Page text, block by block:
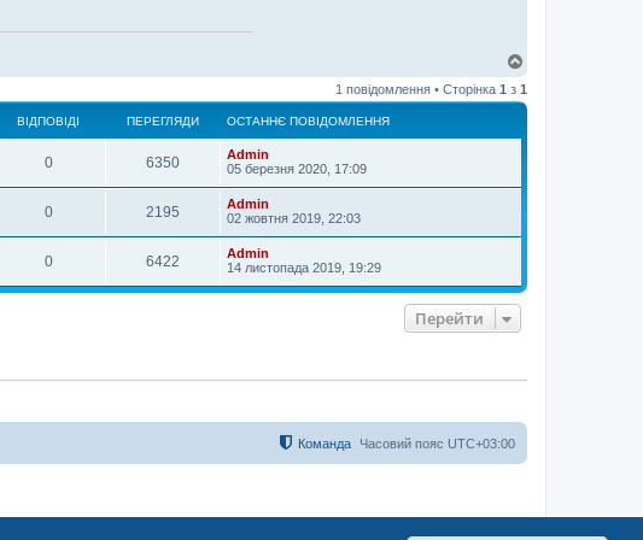
г
о
1 повідомлення • Сторінка 1 з 1
ВІДПОВІДІ ПЕРЕГЛЯДИ ОСТАННЄ ПОВІДОМЛЕННЯ
0 6350
Admin
05 березня 2020, 17:09
0 2195
Admin
02 жовтня 2019, 22:03
0 6422
Admin
14 листопада 2019, 19:29
Перейти
Часовий пояс UTC+03:00
Команда